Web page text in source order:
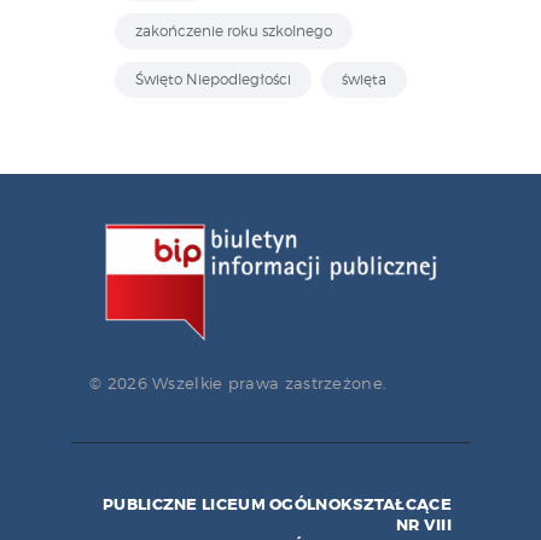
zakończenie roku szkolnego
Święto Niepodległości święta
© 2026 Wszelkie prawa zastrzeżone.
PUBLICZNE LICEUM OGÓLNOKSZTAŁCĄCE
NR VIII